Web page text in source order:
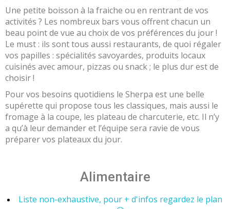
Une petite boisson à la fraiche ou en rentrant de vos
activités ? Les nombreux bars vous offrent chacun un
beau point de vue au choix de vos préférences du jour !
Le must : ils sont tous aussi restaurants, de quoi régaler
vos papilles : spécialités savoyardes, produits locaux
cuisinés avec amour, pizzas ou snack ; le plus dur est de
choisir !
Pour vos besoins quotidiens le Sherpa est une belle
supérette qui propose tous les classiques, mais aussi le
fromage à la coupe, les plateau de charcuterie, etc. Il n’y
a qu’à leur demander et l’équipe sera ravie de vous
préparer vos plateaux du jour.
Alimentaire
Liste non-exhaustive, pour + d'infos regardez le plan